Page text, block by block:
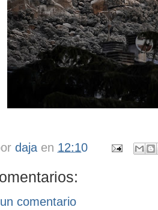
daja en 12:10
comentario